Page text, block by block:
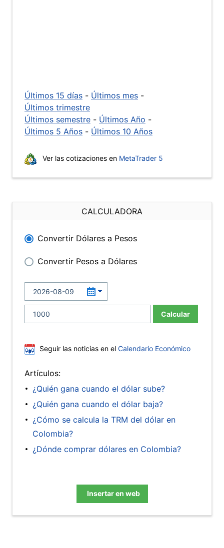
Últimos 15 días - Últimos mes -
Últimos trimestre
Últimos semestre - Últimos Año -
Últimos 5 Años - Últimos 10 Años
Ver las cotizaciones en MetaTrader 5
CALCULADORA
Convertir Dólares a Pesos
Convertir Pesos a Dólares
Calcular
Seguir las noticias en el Calendario Económico
Artículos:
¿Quién gana cuando el dólar sube?
¿Quién gana cuando el dólar baja?
¿Cómo se calcula la TRM del dólar en
Colombia?
¿Dónde comprar dólares en Colombia?
Insertar en web